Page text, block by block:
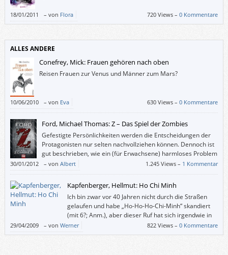
18/01/2011 – von Flora 720 Views –0 Kommentare
ALLES ANDERE
Conefrey, Mick: Frauen gehören nach oben
Reisen Frauen zur Venus und Männer zum Mars?
10/06/2010 – von Eva 630 Views –0 Kommentare
Ford, Michael Thomas: Z – Das Spiel der Zombies
Gefestigte Persönlichkeiten werden die Entscheidungen der
Protagonisten nur selten nachvollziehen können. Dennoch ist
gut beschrieben, wie ein (für Erwachsene) harmloses Problem
durch Gruppendruck, Tabletten, Angst vor Eltern und
Geheimnistuerei zur Katastrophe heranwächst.
30/01/2012 – von Albert 1.245 Views – 1 Kommentar
Kapfenberger, Hellmut: Ho Chi Minh
Ich bin zwar vor 40 Jahren nicht durch die Straßen
gelaufen und habe „Ho-Ho-Ho-Chi-Minh“ skandiert
(mit 6?; Anm.), aber dieser Ruf hat sich irgendwie in
mein Gedächtnis gegraben. Und als ich dieses Buch
sah, wollte ich endlich in Erfahrung bringen, wer dieser Mann war.
29/04/2009 – von Werner 822 Views –0 Kommentare